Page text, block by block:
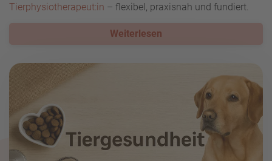
Tierphysiotherapeut:in – flexibel, praxisnah und fundiert.
Weiterlesen